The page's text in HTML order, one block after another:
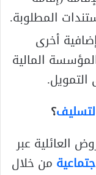
المطلوبة.
أخرى
المالية
؟
العائلية عبر
من خلال